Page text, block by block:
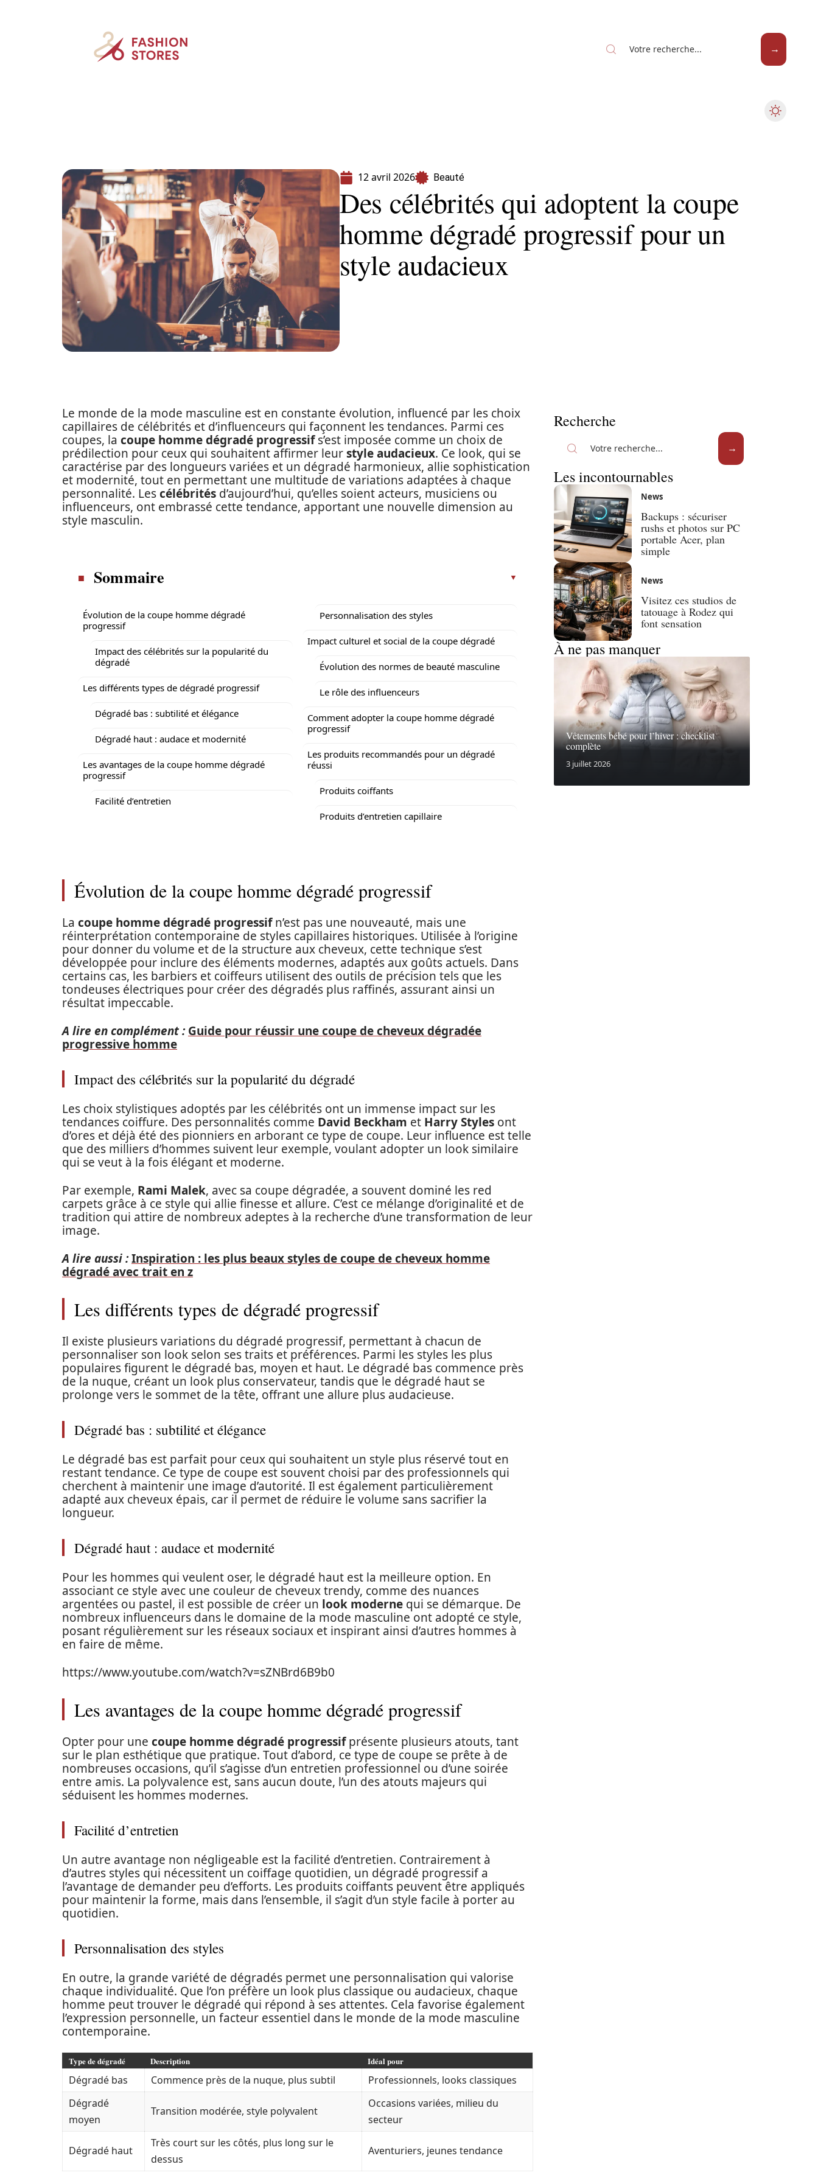
12 avril 2026 Beauté
Des célébrités qui adoptent la coupe
homme dégradé progressif pour un
style audacieux
Le monde de la mode masculine est en constante évolution, influencé par les choix
capillaires de célébrités et d’influenceurs qui façonnent les tendances. Parmi ces
coupes, la coupe homme dégradé progressifs’est imposée comme un choix de
prédilection pour ceux qui souhaitent affirmer leurstyle audacieux. Ce look, qui se
caractérise par des longueurs variées et un dégradé harmonieux, allie sophistication
et modernité, tout en permettant une multitude de variations adaptées à chaque
personnalité. Lescélébrités d’aujourd’hui, qu’elles soient acteurs, musiciens ou
influenceurs, ont embrassé cette tendance, apportant une nouvelle dimension au
style masculin.
Sommaire
Évolution de la coupe homme dégradé
progressif
Impact des célébrités sur la popularité du
dégradé
Les différents types de dégradé progressif
Dégradé bas : subtilité et élégance
Dégradé haut : audace et modernité
Les avantages de la coupe homme dégradé
progressif
Facilité d’entretien
Personnalisation des styles
Impact culturel et social de la coupe dégradé
Évolution des normes de beauté masculine
Le rôle des influenceurs
Comment adopter la coupe homme dégradé
progressif
Les produits recommandés pour un dégradé
réussi
Produits coiffants
Produits d’entretien capillaire
Évolution de la coupe homme dégradé progressif
La coupe homme dégradé progressifn’est pas une nouveauté, mais une
réinterprétation contemporaine de styles capillaires historiques. Utilisée à l’origine
pour donner du volume et de la structure aux cheveux, cette technique s’est
développée pour inclure des éléments modernes, adaptés aux goûts actuels. Dans
certains cas, les barbiers et coiffeurs utilisent des outils de précision tels que les
tondeuses électriques pour créer des dégradés plus raffinés, assurant ainsi un
résultat impeccable.
A lire en complément : Guide pour réussir une coupe de cheveux dégradée
progressive homme
Impact des célébrités sur la popularité du dégradé
Les choix stylistiques adoptés par les célébrités ont un immense impact sur les
tendances coiffure. Des personnalités comme David Beckham et Harry Styles ont
d’ores et déjà été des pionniers en arborant ce type de coupe. Leur influence est telle
que des milliers d’hommes suivent leur exemple, voulant adopter un look similaire
qui se veut à la fois élégant et moderne.
Par exemple, Rami Malek, avec sa coupe dégradée, a souvent dominé les red
carpets grâce à ce style qui allie finesse et allure. C’est ce mélange d’originalité et de
tradition qui attire de nombreux adeptes à la recherche d’une transformation de leur
image.
A lire aussi :Inspiration : les plus beaux styles de coupe de cheveux homme
dégradé avec trait en z
Les différents types de dégradé progressif
Il existe plusieurs variations du dégradé progressif, permettant à chacun de
personnaliser son look selon ses traits et préférences. Parmi les styles les plus
populaires figurent le dégradé bas, moyen et haut. Le dégradé bas commence près
de la nuque, créant un look plus conservateur, tandis que le dégradé haut se
prolonge vers le sommet de la tête, offrant une allure plus audacieuse.
Dégradé bas : subtilité et élégance
Le dégradé bas est parfait pour ceux qui souhaitent un style plus réservé tout en
restant tendance. Ce type de coupe est souvent choisi par des professionnels qui
cherchent à maintenir une image d’autorité. Il est également particulièrement
adapté aux cheveux épais, car il permet de réduire le volume sans sacrifier la
longueur.
Dégradé haut : audace et modernité
Pour les hommes qui veulent oser, le dégradé haut est la meilleure option. En
associant ce style avec une couleur de cheveux trendy, comme des nuances
argentées ou pastel, il est possible de créer un look moderne qui se démarque. De
nombreux influenceurs dans le domaine de la mode masculine ont adopté ce style,
posant régulièrement sur les réseaux sociaux et inspirant ainsi d’autres hommes à
en faire de même.
https://www.youtube.com/watch?v=sZNBrd6B9b0
Les avantages de la coupe homme dégradé progressif
Opter pour une coupe homme dégradé progressifprésente plusieurs atouts, tant
sur le plan esthétique que pratique. Tout d’abord, ce type de coupe se prête à de
nombreuses occasions, qu’il s’agisse d’un entretien professionnel ou d’une soirée
entre amis. La polyvalence est, sans aucun doute, l’un des atouts majeurs qui
séduisent les hommes modernes.
Facilité d’entretien
Un autre avantage non négligeable est la facilité d’entretien. Contrairement à
d’autres styles qui nécessitent un coiffage quotidien, un dégradé progressif a
l’avantage de demander peu d’efforts. Les produits coiffants peuvent être appliqués
pour maintenir la forme, mais dans l’ensemble, il s’agit d’un style facile à porter au
quotidien.
Personnalisation des styles
En outre, la grande variété de dégradés permet une personnalisation qui valorise
chaque individualité. Que l’on préfère un look plus classique ou audacieux, chaque
homme peut trouver le dégradé qui répond à ses attentes. Cela favorise également
l’expression personnelle, un facteur essentiel dans le monde de la mode masculine
contemporaine.
Type de dégradé Description Idéal pour
Dégradé bas Commence près de la nuque, plus subtil
Professionnels, looks classiques
Dégradé
moyen
Transition modérée, style polyvalent
Occasions variées, milieu du
secteur
Dégradé haut
Très court sur les côtés, plus long sur le
dessus
Aventuriers, jeunes tendance
Recherche
Les incontournables
News
Backups : sécuriser
rushs et photos sur PC
portable Acer, plan
simple
News
Visitez ces studios de
tatouage à Rodez qui
font sensation
À ne pas manquer
Vêtements bébé pour l’hiver : checklist
complète
3 juillet 2026